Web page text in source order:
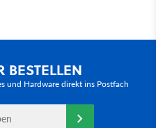
BESTELLEN
und Hardware direkt ins Postfach